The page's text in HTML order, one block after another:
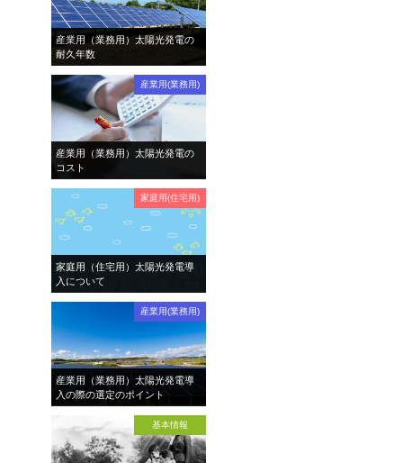
産業用（業務用）太陽光発電の
耐久年数
産業用(業務用)
産業用（業務用）太陽光発電の
コスト
家庭用(住宅用)
家庭用（住宅用）太陽光発電導
入について
産業用(業務用)
産業用（業務用）太陽光発電導
入の際の選定のポイント
基本情報